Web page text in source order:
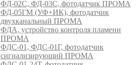
ФД-02С, ФД-03С, фотодатчик ПРОМА
ФД-05ГМ (УФ+ИК), фотодатчик
двухканальный ПРОМА
ФДА, устройство контроля пламени
ПРОМА
ФДС-01, ФДС-01Г, фотодатчик
сигнализирующий ПРОМА